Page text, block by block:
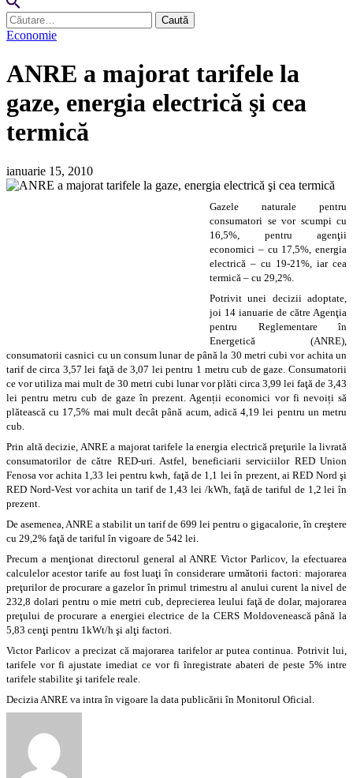
Caută
după:
Economie
ANRE a majorat tarifele la
gaze, energia electrică şi cea
termică
ianuarie 15, 2010
Gazele naturale pentru
consumatori se vor scumpi cu
16,5%, pentru agenţii
economici – cu 17,5%, energia
electrică – cu 19-21%, iar cea
termică – cu 29,2%.
Potrivit unei decizii adoptate,
joi 14 ianuarie de către Agenţia
pentru Reglementare în
Energetică (ANRE),
consumatorii casnici cu un consum lunar de până la 30 metri cubi vor achita un
tarif de circa 3,57 lei faţă de 3,07 lei pentru 1 metru cub de gaze. Consumatorii
ce vor utiliza mai mult de 30 metri cubi lunar vor plăti circa 3,99 lei faţă de 3,43
lei pentru metru cub de gaze în prezent. Agenții economici vor fi nevoiți să
plătească cu 17,5% mai mult decât până acum, adică 4,19 lei pentru un metru
cub.
Prin altă decizie, ANRE a majorat tarifele la energia electrică preţurile la livrată
consumatorilor de către RED-uri. Astfel, beneficiarii serviciilor RED Union
Fenosa vor achita 1,33 lei pentru kwh, faţă de 1,1 lei în prezent, ai RED Nord şi
RED Nord-Vest vor achita un tarif de 1,43 lei /kWh, faţă de tariful de 1,2 lei în
prezent.
De asemenea, ANRE a stabilit un tarif de 699 lei pentru o gigacalorie, în creştere
cu 29,2% faţă de tariful în vigoare de 542 lei.
Precum a menţionat directorul general al ANRE Victor Parlicov, la efectuarea
calculelor acestor tarife au fost luaţi în considerare următorii factori: majorarea
preţurilor de procurare a gazelor în primul trimestru al anului curent la nivel de
232,8 dolari pentru o mie metri cub, deprecierea leului faţă de dolar, majorarea
preţului de procurare a energiei electrice de la CERS Moldovenească până la
5,83 cenţi pentru 1kWt/h şi alţi factori.
Victor Parlicov a precizat că majorarea tarifelor ar putea continua. Potrivit lui,
tarifele vor fi ajustate imediat ce vor fi înregistrate abateri de peste 5% intre
tarifele stabilite şi tarifele reale.
Decizia ANRE va intra în vigoare la data publicării în Monitorul Oficial.